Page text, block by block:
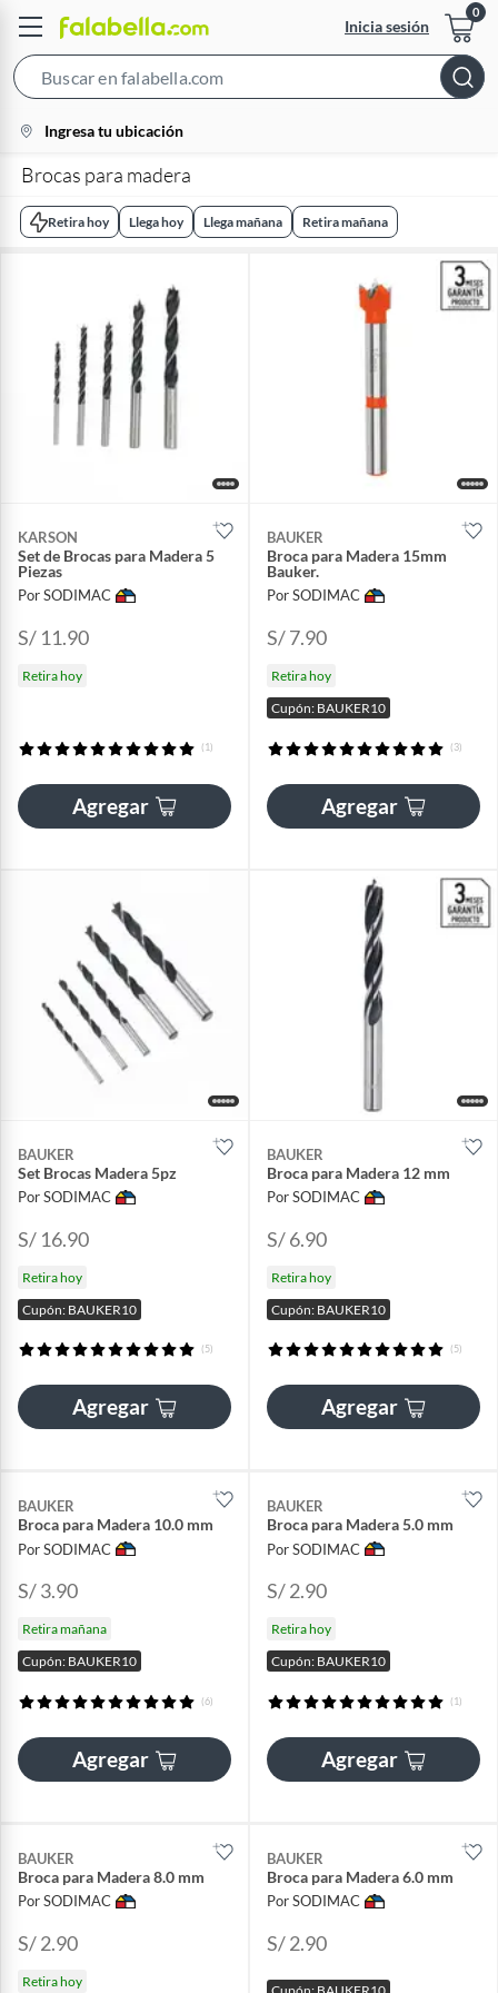
Inicia sesión
Bar
location-
icon
Ingresa tu ubicación
Brocas para madera
Retira hoy Llega hoy Llega mañana Retira mañana
KARSON
Set de Brocas para Madera 5
Piezas
Por SODIMAC
S/ 11.90
Retira hoy
(1)
Agregar
BAUKER
Broca para Madera 15mm
Bauker.
Por SODIMAC
S/ 7.90
Retira hoy
Cupón: BAUKER10
(3)
Agregar
BAUKER
Set Brocas Madera 5pz
Por SODIMAC
S/ 16.90
Retira hoy
Cupón: BAUKER10
(5)
Agregar
BAUKER
Broca para Madera 12 mm
Por SODIMAC
S/ 6.90
Retira hoy
Cupón: BAUKER10
(5)
Agregar
BAUKER
Broca para Madera 10.0 mm
Por SODIMAC
S/ 3.90
Retira mañana
Cupón: BAUKER10
(6)
Agregar
BAUKER
Broca para Madera 5.0 mm
Por SODIMAC
S/ 2.90
Retira hoy
Cupón: BAUKER10
(1)
Agregar
BAUKER
Broca para Madera 8.0 mm
Por SODIMAC
S/ 2.90
Retira hoy
BAUKER
Broca para Madera 6.0 mm
Por SODIMAC
S/ 2.90